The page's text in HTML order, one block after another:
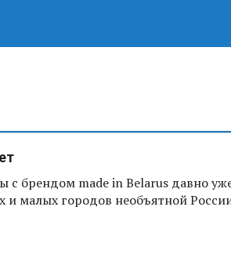
с брендом made in Belarus давно
и малых городов необъятной